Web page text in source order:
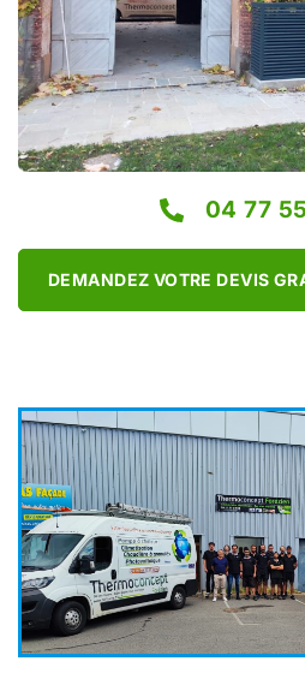
04 77
DEMANDEZ VOTRE DEVIS